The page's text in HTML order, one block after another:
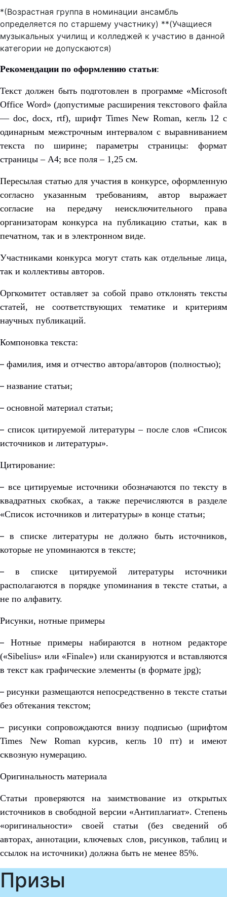
*(Возрастная группа в номинации ансамбль
определяется по старшему участнику) **(Учащиеся
музыкальных училищ и колледжей к участию в данной
категории не допускаются)
Рекомендации по оформлению статьи:
Текст должен быть подготовлен в программе «Microsoft
Office Word» (допустимые расширения текстового файла
— doc, docx, rtf), шрифт Times New Roman, кегль 12 с
одинарным межстрочным интервалом с выравниванием
текста по ширине; параметры страницы: формат
страницы – А4; все поля – 1,25 см.
Пересылая статью для участия в конкурсе, оформленную
согласно указанным требованиям, автор выражает
согласие на передачу неисключительного права
организаторам конкурса на публикацию статьи, как в
печатном, так и в электронном виде.
Участниками конкурса могут стать как отдельные лица,
так и коллективы авторов.
Оргкомитет оставляет за собой право отклонять тексты
статей, не соответствующих тематике и критериям
научных публикаций.
Компоновка текста:
– фамилия, имя и отчество автора/авторов (полностью);
– название статьи;
– основной материал статьи;
– список цитируемой литературы – после слов «Список
источников и литературы».
Цитирование:
– все цитируемые источники обозначаются по тексту в
квадратных скобках, а также перечисляются в разделе
«Список источников и литературы» в конце статьи;
–в списке литературы не должно быть источников,
которые не упоминаются в тексте;
–в списке цитируемой литературы источники
располагаются в порядке упоминания в тексте статьи, а
не по алфавиту.
Рисунки, нотные примеры
– Нотные примеры набираются в нотном редакторе
(«Sibelius» или «Finale») или сканируются и вставляются
в текст как графические элементы (в формате jpg);
–рисунки размещаются непосредственно в тексте статьи
без обтекания текстом;
–рисунки сопровождаются внизу подписью (шрифтом
Times New Roman курсив, кегль 10 пт) и имеют
сквозную нумерацию.
Оригинальность материала
Статьи проверяются на заимствование из открытых
источников в свободной версии «Антиплагиат». Степень
«оригинальности» своей статьи (без сведений об
авторах, аннотации, ключевых слов, рисунков, таблиц и
ссылок на источники) должна быть не менее 85%.
Призы